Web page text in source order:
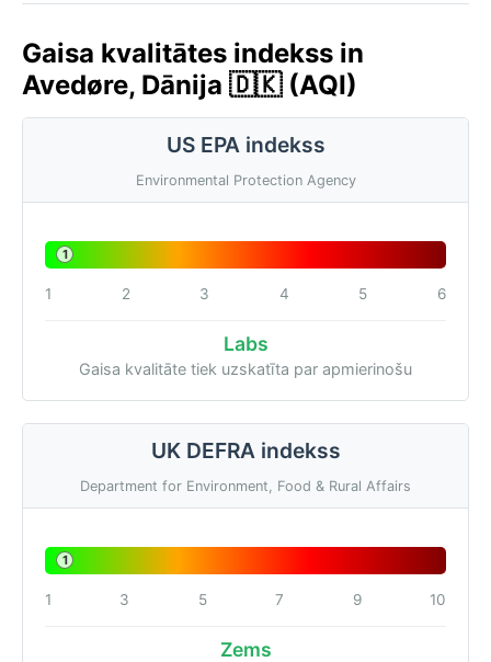
Gaisa kvalitātes indekss in
Avedøre, Dānija 🇩🇰 (AQI)
US EPA indekss
Environmental Protection Agency
1
1 2 3 4 5 6
Labs
Gaisa kvalitāte tiek uzskatīta par apmierinošu
UK DEFRA indekss
Department for Environment, Food & Rural Affairs
1
1 3 5 7 9 10
Zems